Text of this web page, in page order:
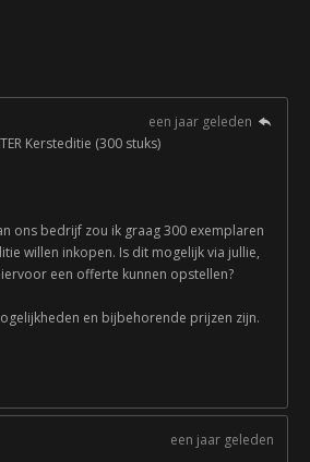
een jaar geleden
Kersteditie (300 stuks)
ons bedrijf zou ik graag 300 exemplaren
willen inkopen. Is dit mogelijk via jullie,
een offerte kunnen opstellen?
en bijbehorende prijzen zijn.
een jaar geleden